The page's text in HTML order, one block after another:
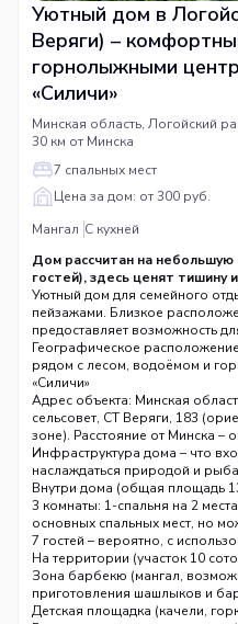
Уютный дом в
Веряги) –
горнолыжными
«Силичи»
Минская область, Логойский
30 км от Минска
7 спальных мест
Цена за дом: от 300 руб.
Мангал С кухней
Дом рассчитан на
гостей), здесь ценят тишину
Уютный дом для семейного
пейзажами. Близкое
предоставляет возможность
летом. Это отличное место для
природе в атмосфере
Географическое
рядом с лесом, водоёмом и
«Силичи»
Адрес объекта: Минская
сельсовет, СТ Веряги, 183
зоне). Расстояние от Минска –
доступности – лес, водоём
наслаждаться природой и
известных горнолыжных
и «Силичи» (около 20 км).
совместить загородный уют с
время года.
Инфраструктура дома – что
Внутри дома (общая площадь
3 комнаты: 1-спальня на 2
основных спальных мест, но
7 гостей – вероятно, с
Рабочая зона (стол, стул)
Балкон или лоджия – с видом
Гостиная зона с телевизором
Кухня, полностью
На территории (участок 10
Зона барбекю (мангал,
приготовления шашлыков и
Детская площадка (качели,